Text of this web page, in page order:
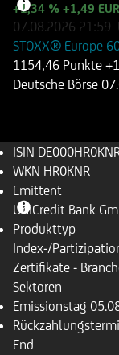
+1,34 % +1,49 EUR
07.08.2026 21:59
STOXX® Europe
1154,46 Punkte
Deutsche Börse
ISIN
WKN HR0KNR
Emittent
UniCredit Bank
Produkttyp
Index-/
Zertifikate -
Sektoren
Emissionstag
End